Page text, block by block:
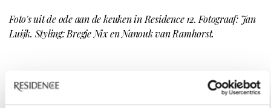
Foto's uit de ode aan de keuken in Residence 12. Fotograaf: Jan
Luijk. Styling: Bregje Nix en Nanouk van Ramhorst.